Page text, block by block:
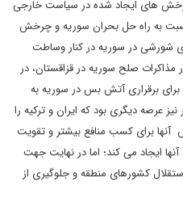
های ایجاد شده در سیاست خارجی
به راه حل بحران سوریه و چرخش
شورشی در سوریه در کنار وساطت
صلح سوریه در قزاقستان، در
برای برقراری آتش بس در سوریه به
عرصه دیگری بود که ایران و ترکیه را
آنها برای کسب منافع بیشتر و تقویت
ایجاد می کند؛ اما در نهایت جهت
کشورهای منطقه و جلوگیری از